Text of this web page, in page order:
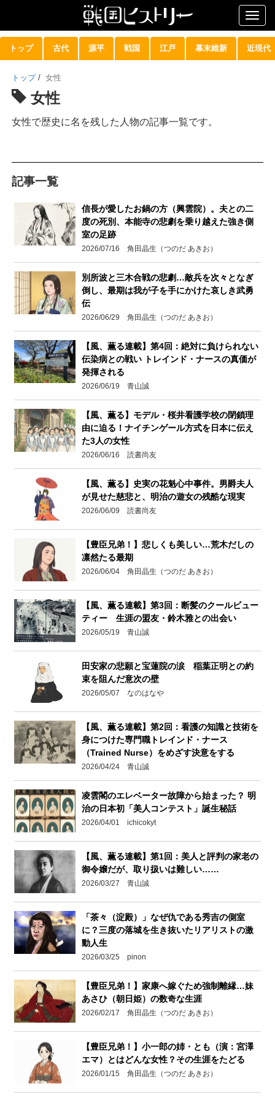
トップ 古代 源平 戦国 江戸 幕末維新 近現代
トップ / 女性
女性
女性で歴史に名を残した人物の記事一覧です。
記事一覧
信長が愛したお鍋の方（興雲院）。夫との二
度の死別、本能寺の悲劇を乗り越えた強き側
室の足跡
2026/07/16 角田晶生（つのだ あきお）
別所波と三木合戦の悲劇…敵兵を次々となぎ
倒し、最期は我が子を手にかけた哀しき武勇
伝
2026/06/29 角田晶生（つのだ あきお）
【風、薫る連載】第4回：絶対に負けられない
伝染病との戦い トレインド・ナースの真価が
発揮される
2026/06/19 青山誠
【風、薫る】モデル・桜井看護学校の閉鎖理
由に迫る！ナイチンゲール方式を日本に伝え
た3人の女性
2026/06/16 読書尚友
【風、薫る】史実の花魁心中事件。男爵夫人
が見せた慈悲と、明治の遊女の残酷な現実
2026/06/09 読書尚友
【豊臣兄弟！】悲しくも美しい…荒木だしの
凛然たる最期
2026/06/04 角田晶生（つのだ あきお）
【風、薫る連載】第3回：断髪のクールビュー
ティー 生涯の盟友・鈴木雅との出会い
2026/05/19 青山誠
田安家の悲願と宝蓮院の涙 稲葉正明との約
束を阻んだ意次の壁
2026/05/07 なのはなや
【風、薫る連載】第2回：看護の知識と技術を
身につけた専門職トレインド・ナース
（Trained Nurse）をめざす決意をする
2026/04/24 青山誠
凌雲閣のエレベーター故障から始まった？ 明
治の日本初「美人コンテスト」誕生秘話
2026/04/01 ichicokyt
【風、薫る連載】第1回：美人と評判の家老の
御令嬢だが、取り扱いは難しい……
2026/03/27 青山誠
「茶々（淀殿）」なぜ仇である秀吉の側室
に？三度の落城を生き抜いたリアリストの激
動人生
2026/03/25 pinon
【豊臣兄弟！】家康へ嫁ぐため強制離縁…妹
あさひ（朝日姫）の数奇な生涯
2026/02/17 角田晶生（つのだ あきお）
【豊臣兄弟！】小一郎の姉・とも（演：宮澤
エマ）とはどんな女性？その生涯をたどる
2026/01/15 角田晶生（つのだ あきお）